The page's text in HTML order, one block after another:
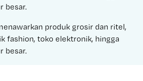
besar.
produk grosir dan ritel,
fashion, toko elektronik, hingga
besar.